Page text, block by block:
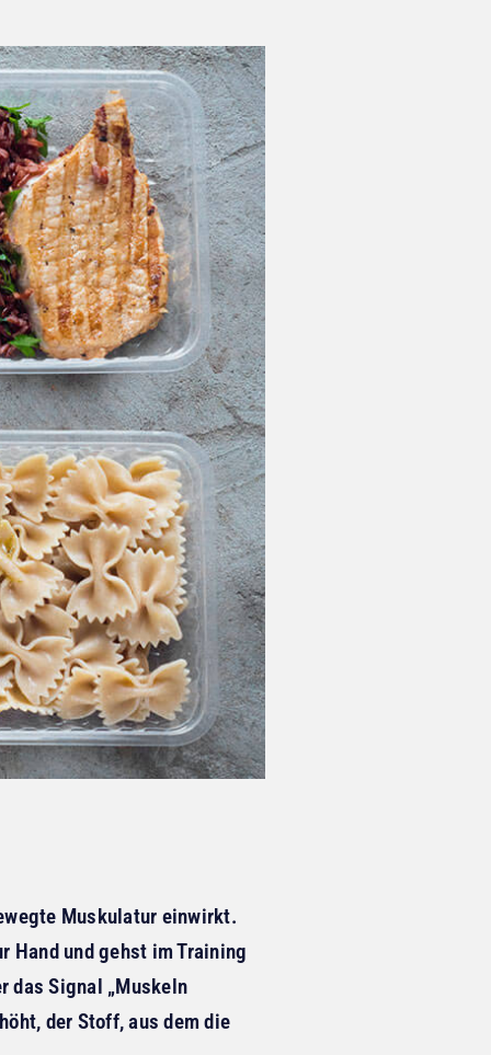
Muskulatur einwirkt.
Hand und gehst im Training
das Signal „Muskeln
der Stoff, aus dem die